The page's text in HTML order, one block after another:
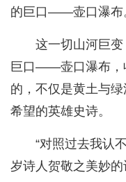
的巨口——壶口瀑布
这一切山河巨
巨口——壶口瀑布，
的，不仅是黄土与
希望的英雄史诗。
“对照过去我认
岁诗人贺敬之美妙的